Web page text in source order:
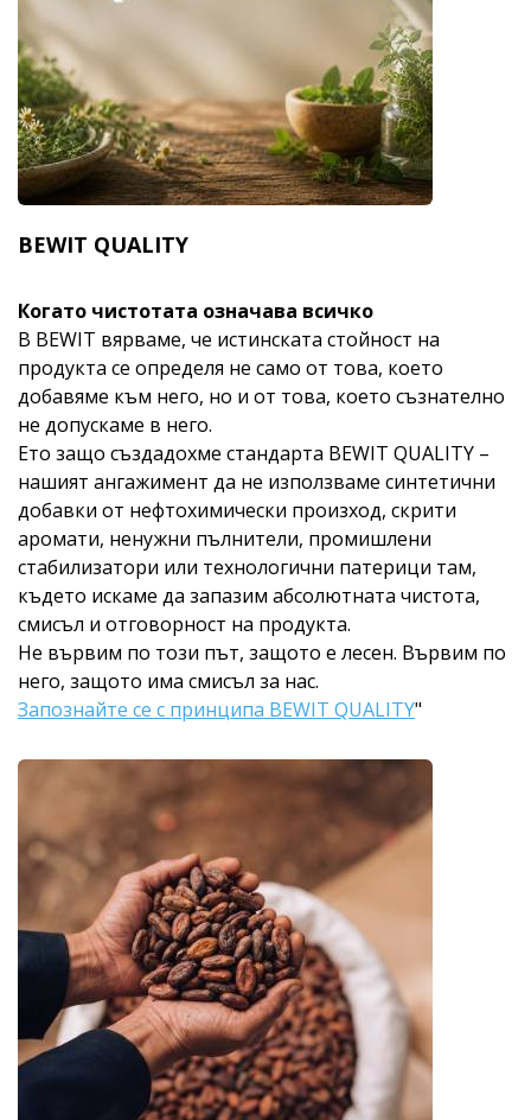
BEWIT QUALITY
Когато чистотата означава всичко
В BEWIT вярваме, че истинската стойност на
продукта се определя не само от това, което
добавяме към него, но и от това, което съзнателно
не допускаме в него.
Ето защо създадохме стандарта BEWIT QUALITY –
нашият ангажимент да не използваме синтетични
добавки от нефтохимически произход, скрити
аромати, ненужни пълнители, промишлени
стабилизатори или технологични патерици там,
където искаме да запазим абсолютната чистота,
смисъл и отговорност на продукта.
Не вървим по този път, защото е лесен. Вървим по
него, защото има смисъл за нас.
Запознайте се с принципа BEWIT QUALITY"